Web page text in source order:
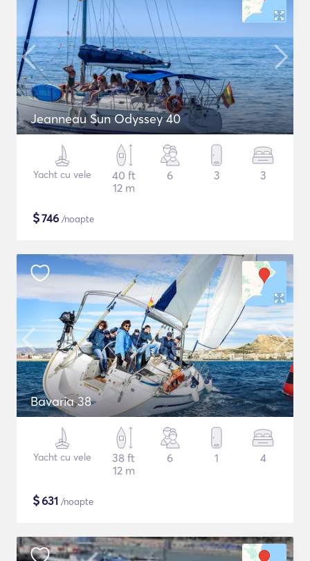
Jeanneau Sun Odyssey 40
Yacht cu vele
40 ft
12 m
6 3 3
$746 /noapte
Bavaria 38
Yacht cu vele
38 ft
12 m
6 1 4
$631 /noapte